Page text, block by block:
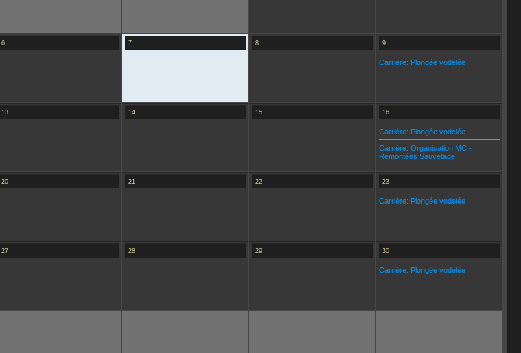
6 7 8 9
Carrière: Plongée vodelée
13 14 15 16
Carrière: Plongée vodelée
Carrière: Organisation MC -
Remontées Sauvetage
20 21 22 23
Carrière: Plongée vodelée
27 28 29 30
Carrière: Plongée vodelée